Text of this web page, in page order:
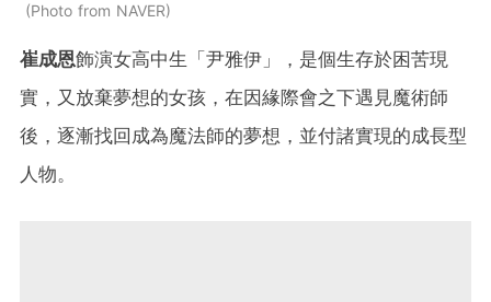
Photo from NAVER
崔成恩飾演女高中生「尹雅伊」，是個生存於困苦現
實，又放棄夢想的女孩，在因緣際會之下遇見魔術師
後，逐漸找回成為魔法師的夢想，並付諸實現的成長型
人物。